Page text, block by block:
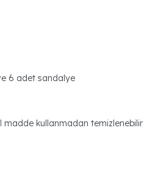
6 adet sandalye
madde kullanmadan temizlenebilir